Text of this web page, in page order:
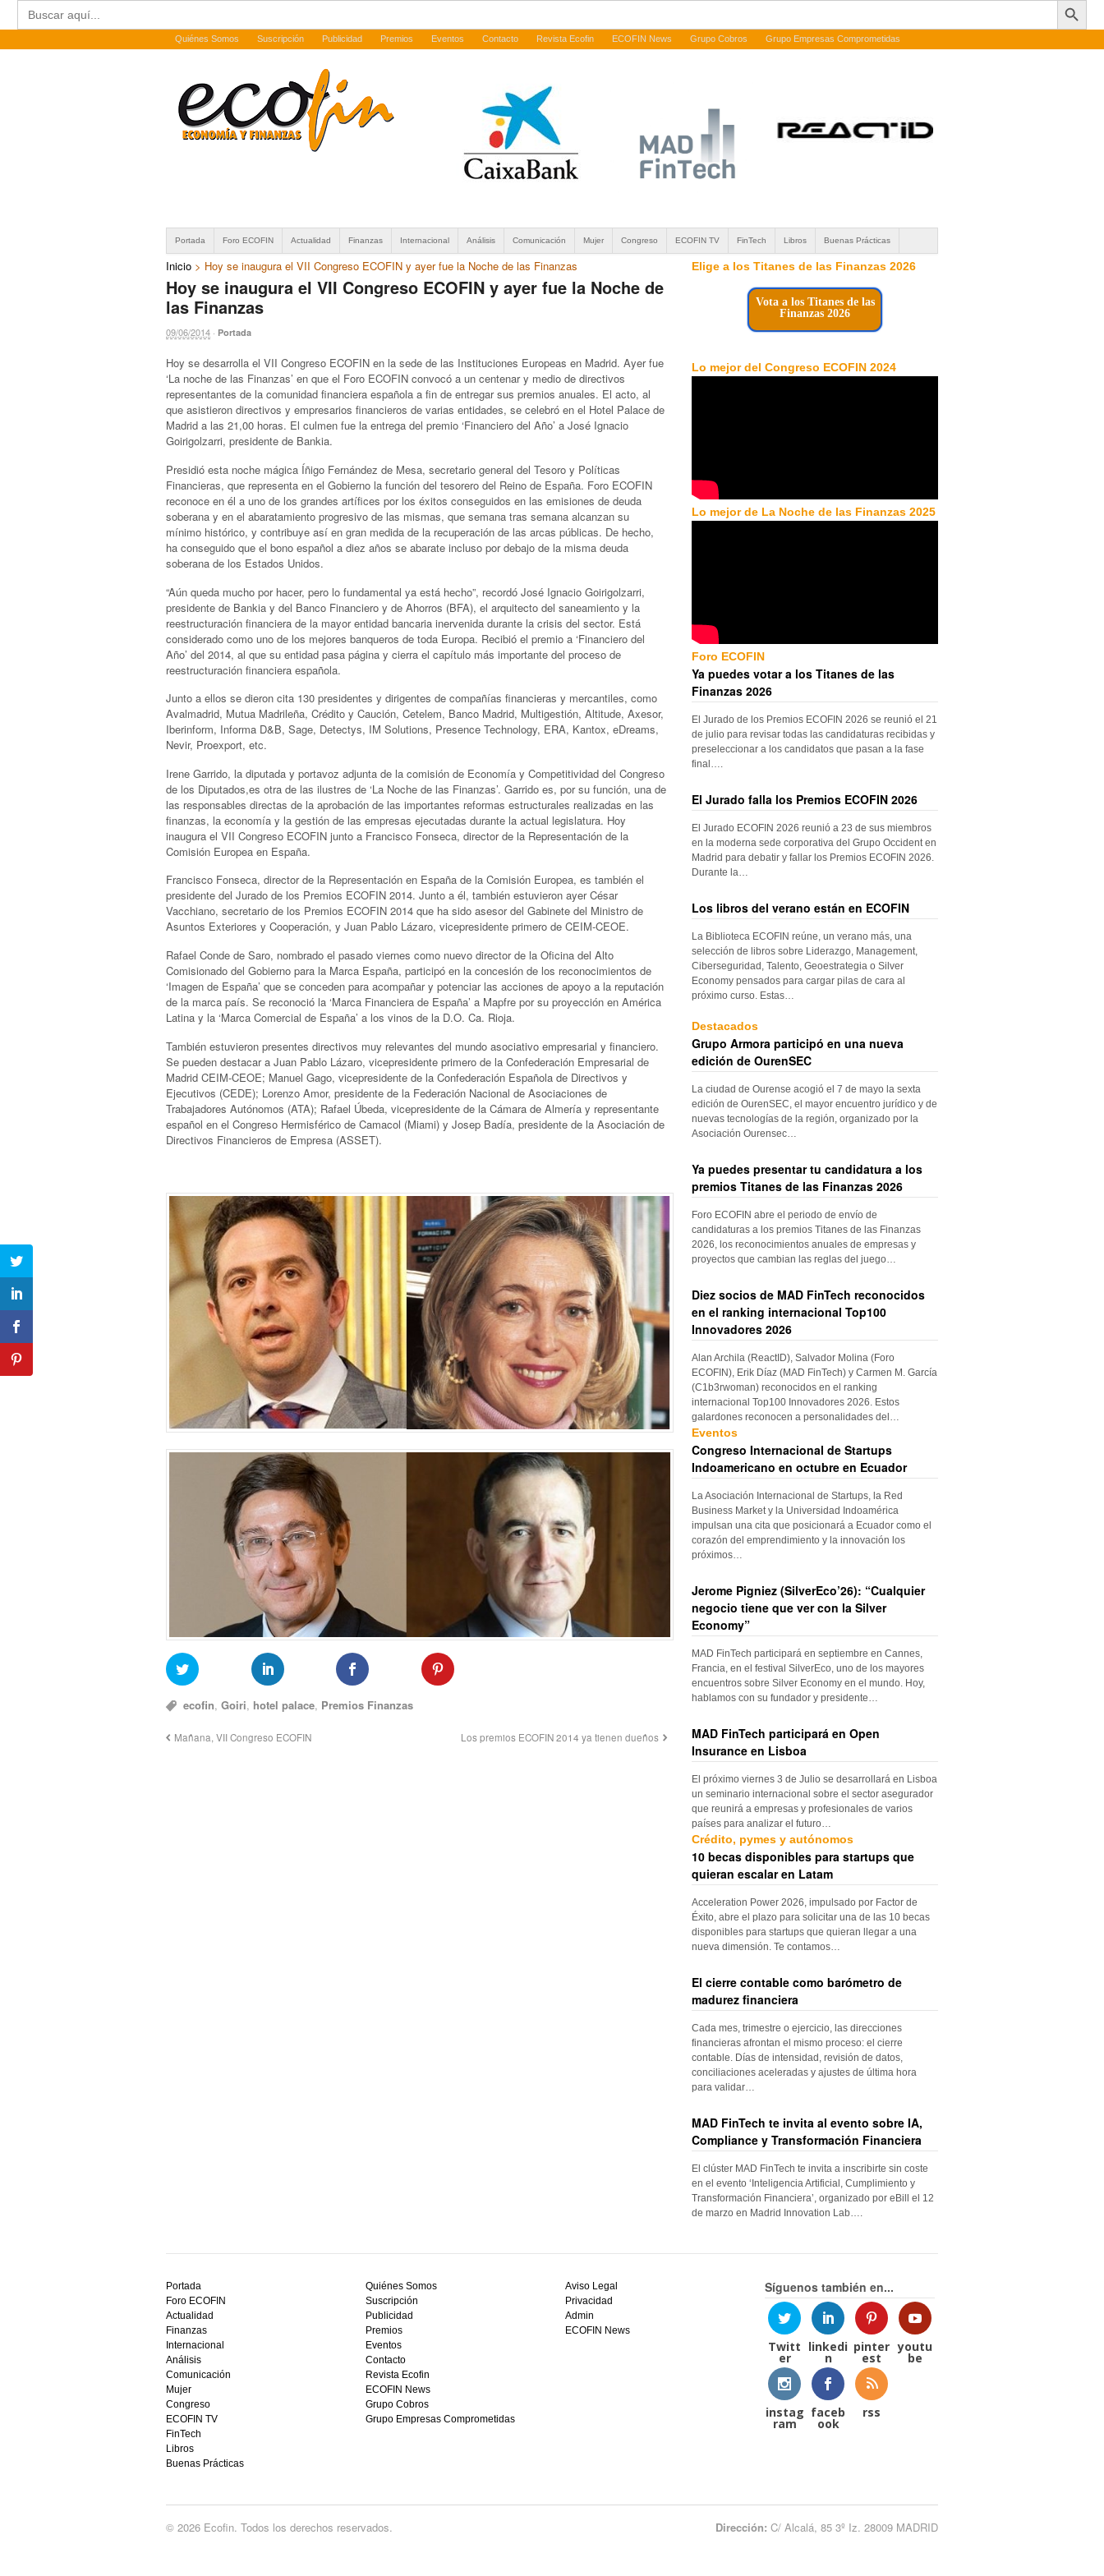
Buscar:
Quiénes Somos Suscripción Publicidad Premios Eventos Contacto Revista Ecofin ECOFIN News Grupo Cobros Grupo Empresas Comprometidas
Portada Foro ECOFIN Actualidad Finanzas Internacional Análisis Comunicación Mujer Congreso ECOFIN TV FinTech Libros Buenas Prácticas
Inicio > Hoy se inaugura el VII Congreso ECOFIN y ayer fue la Noche de las Finanzas
Hoy se inaugura el VII Congreso ECOFIN y ayer fue la Noche de
las Finanzas
09/06/2014 · Portada
Hoy se desarrolla el VII Congreso ECOFIN en la sede de las Instituciones Europeas en Madrid. Ayer fue
‘La noche de las Finanzas’ en que el Foro ECOFIN convocó a un centenar y medio de directivos
representantes de la comunidad financiera española a fin de entregar sus premios anuales. El acto, al
que asistieron directivos y empresarios financieros de varias entidades, se celebró en el Hotel Palace de
Madrid a las 21,00 horas. El culmen fue la entrega del premio ‘Financiero del Año’ a José Ignacio
Goirigolzarri, presidente de Bankia.
Presidió esta noche mágica Íñigo Fernández de Mesa, secretario general del Tesoro y Políticas
Financieras, que representa en el Gobierno la función del tesorero del Reino de España. Foro ECOFIN
reconoce en él a uno de los grandes artífices por los éxitos conseguidos en las emisiones de deuda
soberana y en el abaratamiento progresivo de las mismas, que semana tras semana alcanzan su
mínimo histórico, y contribuye así en gran medida de la recuperación de las arcas públicas. De hecho,
ha conseguido que el bono español a diez años se abarate incluso por debajo de la misma deuda
soberana de los Estados Unidos.
“Aún queda mucho por hacer, pero lo fundamental ya está hecho”, recordó José Ignacio Goirigolzarri,
presidente de Bankia y del Banco Financiero y de Ahorros (BFA), el arquitecto del saneamiento y la
reestructuración financiera de la mayor entidad bancaria inervenida durante la crisis del sector. Está
considerado como uno de los mejores banqueros de toda Europa. Recibió el premio a ‘Financiero del
Año’ del 2014, al que su entidad pasa página y cierra el capítulo más importante del proceso de
reestructuración financiera española.
Junto a ellos se dieron cita 130 presidentes y dirigentes de compañías financieras y mercantiles, como
Avalmadrid, Mutua Madrileña, Crédito y Caución, Cetelem, Banco Madrid, Multigestión, Altitude, Axesor,
Iberinform, Informa D&B, Sage, Detectys, IM Solutions, Presence Technology, ERA, Kantox, eDreams,
Nevir, Proexport, etc.
Irene Garrido, la diputada y portavoz adjunta de la comisión de Economía y Competitividad del Congreso
de los Diputados,es otra de las ilustres de ‘La Noche de las Finanzas’. Garrido es, por su función, una de
las responsables directas de la aprobación de las importantes reformas estructurales realizadas en las
finanzas, la economía y la gestión de las empresas ejecutadas durante la actual legislatura. Hoy
inaugura el VII Congreso ECOFIN junto a Francisco Fonseca, director de la Representación de la
Comisión Europea en España.
Francisco Fonseca, director de la Representación en España de la Comisión Europea, es también el
presidente del Jurado de los Premios ECOFIN 2014. Junto a él, también estuvieron ayer César
Vacchiano, secretario de los Premios ECOFIN 2014 que ha sido asesor del Gabinete del Ministro de
Asuntos Exteriores y Cooperación, y Juan Pablo Lázaro, vicepresidente primero de CEIM-CEOE.
Rafael Conde de Saro, nombrado el pasado viernes como nuevo director de la Oficina del Alto
Comisionado del Gobierno para la Marca España, participó en la concesión de los reconocimientos de
‘Imagen de España’ que se conceden para acompañar y potenciar las acciones de apoyo a la reputación
de la marca país. Se reconoció la ‘Marca Financiera de España’ a Mapfre por su proyección en América
Latina y la ‘Marca Comercial de España’ a los vinos de la D.O. Ca. Rioja.
También estuvieron presentes directivos muy relevantes del mundo asociativo empresarial y financiero.
Se pueden destacar a Juan Pablo Lázaro, vicepresidente primero de la Confederación Empresarial de
Madrid CEIM-CEOE; Manuel Gago, vicepresidente de la Confederación Española de Directivos y
Ejecutivos (CEDE); Lorenzo Amor, presidente de la Federación Nacional de Asociaciones de
Trabajadores Autónomos (ATA); Rafael Úbeda, vicepresidente de la Cámara de Almería y representante
español en el Congreso Hermisférico de Camacol (Miami) y Josep Badía, presidente de la Asociación de
Directivos Financieros de Empresa (ASSET).
ecofin,Goiri, hotel palace, Premios Finanzas
Mañana, VII Congreso ECOFIN Los premios ECOFIN 2014 ya tienen dueños
Elige a los Titanes de las Finanzas 2026
Vota a los Titanes de las
Finanzas 2026
Lo mejor del Congreso ECOFIN 2024
Lo mejor de La Noche de las Finanzas 2025
Foro ECOFIN
Ya puedes votar a los Titanes de las
Finanzas 2026
El Jurado de los Premios ECOFIN 2026 se reunió el 21
de julio para revisar todas las candidaturas recibidas y
preseleccionar a los candidatos que pasan a la fase
final….
El Jurado falla los Premios ECOFIN 2026
El Jurado ECOFIN 2026 reunió a 23 de sus miembros
en la moderna sede corporativa del Grupo Occident en
Madrid para debatir y fallar los Premios ECOFIN 2026.
Durante la…
Los libros del verano están en ECOFIN
La Biblioteca ECOFIN reúne, un verano más, una
selección de libros sobre Liderazgo, Management,
Ciberseguridad, Talento, Geoestrategia o Silver
Economy pensados para cargar pilas de cara al
próximo curso. Estas…
Destacados
Grupo Armora participó en una nueva
edición de OurenSEC
La ciudad de Ourense acogió el 7 de mayo la sexta
edición de OurenSEC, el mayor encuentro jurídico y de
nuevas tecnologías de la región, organizado por la
Asociación Ourensec…
Ya puedes presentar tu candidatura a los
premios Titanes de las Finanzas 2026
Foro ECOFIN abre el periodo de envío de
candidaturas a los premios Titanes de las Finanzas
2026, los reconocimientos anuales de empresas y
proyectos que cambian las reglas del juego…
Diez socios de MAD FinTech reconocidos
en el ranking internacional Top100
Innovadores 2026
Alan Archila (ReactID), Salvador Molina (Foro
ECOFIN), Erik Díaz (MAD FinTech) y Carmen M. García
(C1b3rwoman) reconocidos en el ranking
internacional Top100 Innovadores 2026. Estos
galardones reconocen a personalidades del…
Eventos
Congreso Internacional de Startups
Indoamericano en octubre en Ecuador
La Asociación Internacional de Startups, la Red
Business Market y la Universidad Indoamérica
impulsan una cita que posicionará a Ecuador como el
corazón del emprendimiento y la innovación los
próximos…
Jerome Pigniez (SilverEco’26): “Cualquier
negocio tiene que ver con la Silver
Economy”
MAD FinTech participará en septiembre en Cannes,
Francia, en el festival SilverEco, uno de los mayores
encuentros sobre Silver Economy en el mundo. Hoy,
hablamos con su fundador y presidente…
MAD FinTech participará en Open
Insurance en Lisboa
El próximo viernes 3 de Julio se desarrollará en Lisboa
un seminario internacional sobre el sector asegurador
que reunirá a empresas y profesionales de varios
países para analizar el futuro…
Crédito, pymes y autónomos
10 becas disponibles para startups que
quieran escalar en Latam
Acceleration Power 2026, impulsado por Factor de
Éxito, abre el plazo para solicitar una de las 10 becas
disponibles para startups que quieran llegar a una
nueva dimensión. Te contamos…
El cierre contable como barómetro de
madurez financiera
Cada mes, trimestre o ejercicio, las direcciones
financieras afrontan el mismo proceso: el cierre
contable. Días de intensidad, revisión de datos,
conciliaciones aceleradas y ajustes de última hora
para validar…
MAD FinTech te invita al evento sobre IA,
Compliance y Transformación Financiera
El clúster MAD FinTech te invita a inscribirte sin coste
en el evento ‘Inteligencia Artificial, Cumplimiento y
Transformación Financiera’, organizado por eBill el 12
de marzo en Madrid Innovation Lab….
mejor
bono
sin
depósito
casino
en
España,
visita
este
sitio
restaurantedonmauro.es
y
ganar
hoy
Portada
Foro ECOFIN
Actualidad
Finanzas
Internacional
Análisis
Comunicación
Mujer
Congreso
ECOFIN TV
FinTech
Libros
Buenas Prácticas
Quiénes Somos
Suscripción
Publicidad
Premios
Eventos
Contacto
Revista Ecofin
ECOFIN News
Grupo Cobros
Grupo Empresas Comprometidas
Aviso Legal
Privacidad
Admin
ECOFIN News
Síguenos también en...
Twitt
er
linkedi
n
pinter
est
youtu
be
instag
ram
faceb
ook
rss
© 2026 Ecofin. Todos los derechos reservados. Dirección: C/ Alcalá, 85 3º Iz. 28009 MADRID